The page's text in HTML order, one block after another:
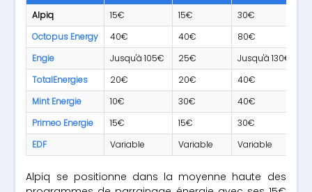
Alpiq
15€ 15€ 30€
Octopus Energy
40€ 40€ 80€
Engie
Jusqu'à 105€ 25€ Jusqu'à 130€
TotalEnergies
20€ 20€ 40€
Mint Energie
10€ 30€ 40€
Primeo Energie
15€ 15€ 30€
EDF
Variable Variable Variable
Alpiq se positionne dans la moyenne haute des